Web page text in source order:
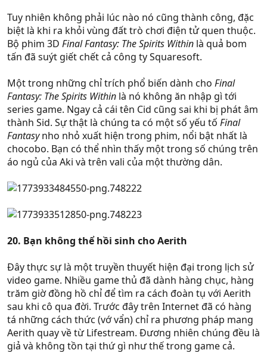
Tuy nhiên không phải lúc nào nó cũng thành công, đặc
biệt là khi ra khỏi vùng đất trò chơi điện tử quen thuộc.
Bộ phim 3D Final Fantasy: The Spirits Within là quả bom
tấn đã suýt giết chết cả công ty Squaresoft.
Một trong những chỉ trích phổ biến dành cho Final
Fantasy: The Spirits Within là nó không ăn nhập gì tới
series game. Ngay cả cái tên Cid cũng sai khi bị phát âm
thành Sid. Sự thật là chúng ta có một số yếu tố Final
Fantasynho nhỏ xuất hiện trong phim, nổi bật nhất là
chocobo. Bạn có thể nhìn thấy một trong số chúng trên
áo ngủ của Aki và trên vali của một thường dân.
20. Bạn không thể hồi sinh cho Aerith
Đây thực sự là một truyền thuyết hiện đại trong lịch sử
video game. Nhiều game thủ đã dành hàng chục, hàng
trăm giờ đồng hồ chỉ để tìm ra cách đoàn tụ với Aerith
sau khi cô qua đời. Trước đây trên Internet đã có hàng
tá những cách thức (vớ vẩn) chỉ ra phương pháp mang
Aerith quay về từ Lifestream. Đương nhiên chúng đều là
giả và không tồn tại thứ gì như thế trong game cả.